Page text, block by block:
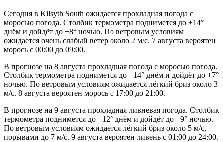
Сегодня в Kilsyth South ожидается прохладная погода с
моросью погода. Столбик термометра поднимется до +14°
днём и дойдёт до +8° ночью. По ветровым условиям
ожидается очень слабый ветер около 2 м/с. 7 августа вероятен
морось с 00:00 до 09:00.
В прогнозе на 8 августа прохладная погода с моросью погода.
Столбик термометра поднимется до +14° днём и дойдёт до +7°
ночью. По ветровым условиям ожидается лёгкий бриз около 3
м/с. 8 августа вероятен морось с 17:00 до 21:00.
В прогнозе на 9 августа прохладная ливневая погода. Столбик
термометра поднимется до +12° днём и дойдёт до +9° ночью.
По ветровым условиям ожидается лёгкий бриз около 5 м/с,
порывами до 7 м/с. 9 августа вероятен ливень с 01:00 до 24:00.